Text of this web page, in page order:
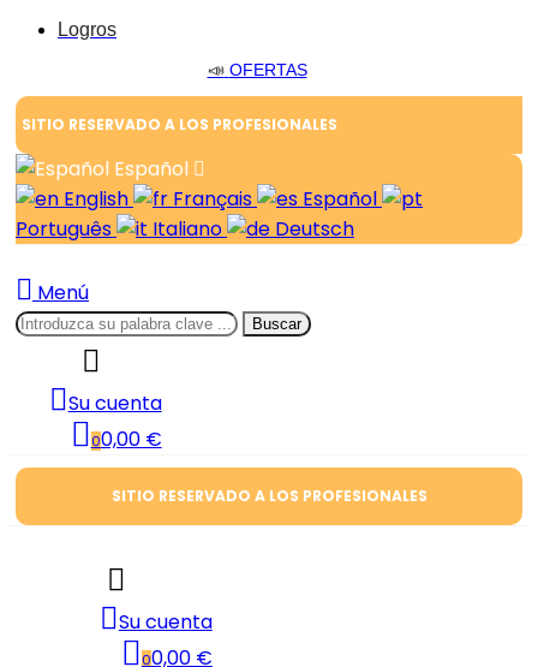
Logros
📣 OFERTAS
SITIO RESERVADO A LOS PROFESIONALES
Español
English
Français
Español
Português
Italiano Deutsch
Menú
Buscar
Su cuenta
00,00 €
SITIO RESERVADO A LOS PROFESIONALES
Su cuenta
00,00 €